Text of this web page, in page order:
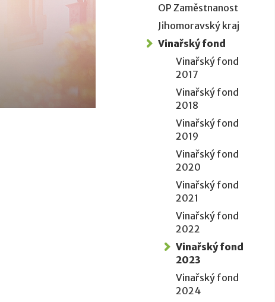
OP Zaměstnanost
Jihomoravský kraj
Vinařský fond
Vinařský fond
2017
Vinařský fond
2018
Vinařský fond
2019
Vinařský fond
2020
Vinařský fond
2021
Vinařský fond
2022
Vinařský fond
2023
Vinařský fond
2024